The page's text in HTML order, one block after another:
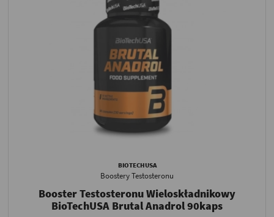
BIOTECHUSA
Boostery Testosteronu
Booster Testosteronu Wieloskładnikowy
BioTechUSA Brutal Anadrol 90kaps